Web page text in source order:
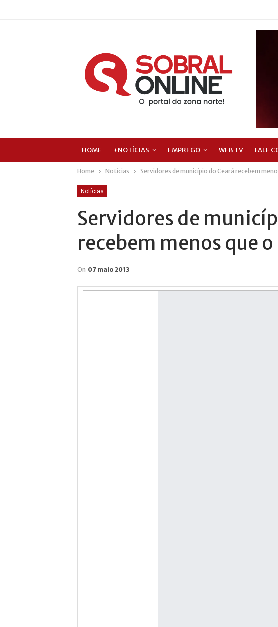
HOME +NOTÍCIAS EMPREGO WEB TV FALE
Home Notícias Servidores de município do Ceará recebem
Notícias
Servidores de
recebem menos que
On 07 maio 2013